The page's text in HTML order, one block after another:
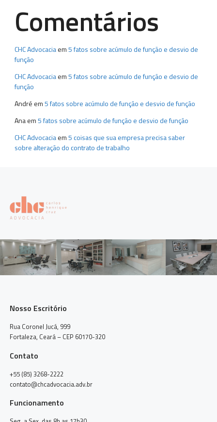
Comentários
CHC Advocaciaem5 fatos sobre acúmulo de função e desvio de
função
CHC Advocaciaem5 fatos sobre acúmulo de função e desvio de
função
André em5 fatos sobre acúmulo de função e desvio de função
Anaem5 fatos sobre acúmulo de função e desvio de função
CHC Advocaciaem5 coisas que sua empresa precisa saber
sobre alteração do contrato de trabalho
Nosso Escritório
Rua Coronel Jucá, 999
Fortaleza, Ceará – CEP 60170-320
Contato
+55 (85) 3268-2222
contato@chcadvocacia.adv.br
Funcionamento